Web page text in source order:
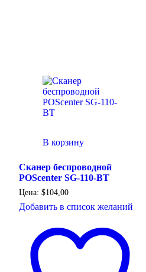
В корзину
Сканер беспроводной
POScenter SG-110-BT
Цена: $104,00
Добавить в список желаний